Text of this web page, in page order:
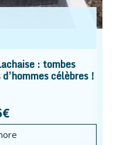
: tombes
célèbres !